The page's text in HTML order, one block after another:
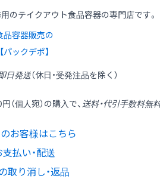
のテイクアウト食品容器の専門店です。
品容器販売の
【パックデポ】
日発送（休日・受発注品を除く）
（個人宛）の購入で、 送料・代引手数料無
お客様はこちら
支払い・配送
取り消し・返品